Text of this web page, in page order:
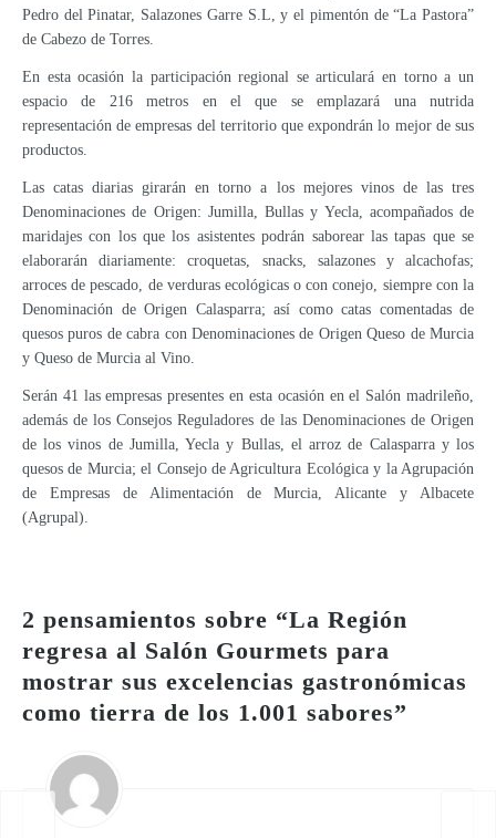
Pedro del Pinatar, Salazones Garre S.L, y el pimentón de “La Pastora”
de Cabezo de Torres.
En esta ocasión la participación regional se articulará en torno a un
espacio de 216 metros en el que se emplazará una nutrida
representación de empresas del territorio que expondrán lo mejor de sus
productos.
Las catas diarias girarán en torno a los mejores vinos de las tres
Denominaciones de Origen: Jumilla, Bullas y Yecla, acompañados de
maridajes con los que los asistentes podrán saborear las tapas que se
elaborarán diariamente: croquetas, snacks, salazones y alcachofas;
arroces de pescado, de verduras ecológicas o con conejo, siempre con la
Denominación de Origen Calasparra; así como catas comentadas de
quesos puros de cabra con Denominaciones de Origen Queso de Murcia
y Queso de Murcia al Vino.
Serán 41 las empresas presentes en esta ocasión en el Salón madrileño,
además de los Consejos Reguladores de las Denominaciones de Origen
de los vinos de Jumilla, Yecla y Bullas, el arroz de Calasparra y los
quesos de Murcia; el Consejo de Agricultura Ecológica y la Agrupación
de Empresas de Alimentación de Murcia, Alicante y Albacete
(Agrupal).
2 pensamientos sobre “La Región
regresa al Salón Gourmets para
mostrar sus excelencias gastronómicas
como tierra de los 1.001 sabores”